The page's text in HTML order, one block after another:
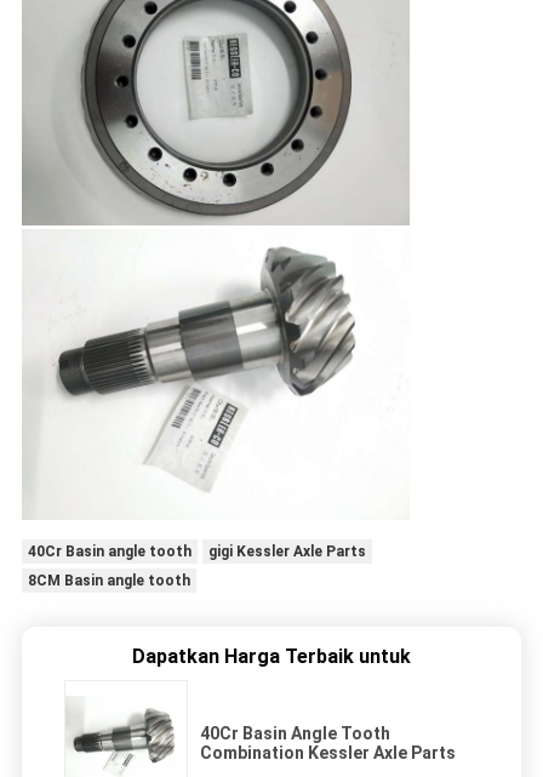
40Cr Basin angle tooth
gigi Kessler Axle Parts
8CM Basin angle tooth
Dapatkan Harga Terbaik untuk
40Cr Basin Angle Tooth
Combination Kessler Axle Parts